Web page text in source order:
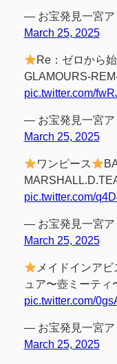
— お宝発見一宮ア
March 25, 2025
Re：ゼロから
GLAMOURS-
pic.twitter.com/
— お宝発見一宮ア
March 25, 2025
ワンピース
pic.twitter.com/
— お宝発見一宮ア
March 25, 2025
メイドインアビ
ュア〜壺ミーティ
pic.twitter.com/
— お宝発見一宮ア
March 25, 2025